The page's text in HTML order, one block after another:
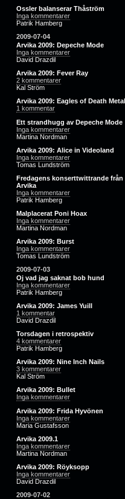
Ossler balanserar Thåström
Inga kommentarer
Patrik Hamberg
2009-07-04
Arvika 2009: Depeche Mode
Inga kommentarer
David Drazdil
Arvika 2009: Fever Ray
2 kommentarer
Kal Ström
Arvika 2009: Eagles of Death Metal
1 kommentar
Ett strandhugg av Depeche Mode
Inga kommentarer
Martina Nordman
Arvika 2009: Alice in Videoland
Inga kommentarer
Tomas Lundström
Fredagens konserttwittrande från
Arvika
Inga kommentarer
Patrik Hamberg
Malplacerat Poni Hoax
Inga kommentarer
Martina Nordman
Arvika 2009: Burst
Inga kommentarer
Tomas Lundström
2009-07-03
Oj vad jag saknat bob hund
Inga kommentarer
Patrik Hamberg
Arvika 2009: James Yuill
1 kommentar
David Drazdil
Torsdagen i retrospektiv
4 kommentarer
Patrik Hamberg
Arvika 2009: Nine Inch Nails
3 kommentarer
Kal Ström
Arvika 2009: Bullet
Inga kommentarer
Arvika 2009: Frida Hyvönen
Inga kommentarer
Maria Gustafsson
Arvika 2009.1
Inga kommentarer
Martina Nordman
Arvika 2009: Röyksopp
Inga kommentarer
David Drazdil
2009-07-02